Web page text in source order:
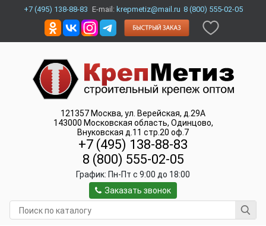
+7 (495) 138-88-83 E-mail: krepmetiz@mail.ru 8 (800) 555-02-05
121357 Москва, ул. Верейская, д.29А
143000 Московская область, Одинцово,
Внуковская д.11 стр.20 оф.7
+7 (495) 138-88-83
8 (800) 555-02-05
График: Пн-Пт c 9:00 до 18:00
Заказать звонок